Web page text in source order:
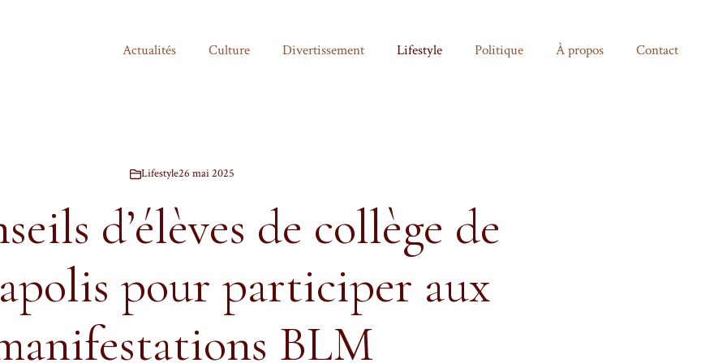
Actualités Culture Divertissement Lifestyle Politique À propos Contact
Lifestyle26 mai 2025
d’élèves de collège de
pour participer aux
BLM